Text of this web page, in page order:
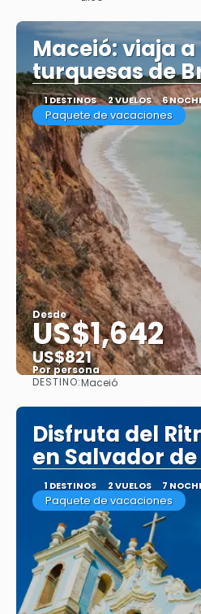
Maceió: viaja
turquesas de
1 DESTINOS 2 VUELOS 6
Paquete de vacaciones
Desde
US$1,642
US$821
Por persona
DESTINO:Maceió
Disfruta del
en Salvador
1 DESTINOS 2 VUELOS 7
Paquete de vacaciones